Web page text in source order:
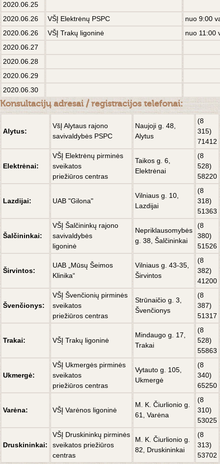
2020.06.25
2020.06.26
VŠĮ Elektrėnų PSPC
nuo 9:00
2020.06.26
VŠĮ Trakų ligoninė
nuo 11:00
2020.06.27
2020.06.28
2020.06.29
2020.06.30
Konsultacijų adresai / registracijos telefonai:
Alytus:
VšĮ Alytaus rajono
savivaldybės PSPC
Naujoji g. 48,
Alytus
(8
315)
71412
Elektrėnai:
VŠĮ Elektrėnų pirminės
sveikatos
priežiūros centras
Taikos g. 6,
Elektrėnai
(8
528)
58220
Lazdijai: UAB "Gilona"
Vilniaus g. 10,
Lazdijai
(8
318)
51363
Šalčininkai:
VŠĮ Šalčininkų rajono
savivaldybės
ligoninė
Nepriklausomybės
g. 38, Šalčininkai
(8
380)
51526
Širvintos:
UAB „Mūsų Šeimos
Klinika“
Vilniaus g. 43-35,
Širvintos
(8
382)
41200
Švenčionys:
VŠĮ Švenčionių pirminės
sveikatos
priežiūros centras
Strūnaičio g. 3,
Švenčionys
(8
387)
51317
Trakai: VŠĮ Trakų ligoninė
Mindaugo g. 17,
Trakai
(8
528)
55863
Ukmergė:
VŠĮ Ukmergės pirminės
sveikatos
priežiūros centras
Vytauto g. 105,
Ukmergė
(8
340)
65250
Varėna: VŠĮ Varėnos ligoninė
M. K. Čiurlionio g.
61, Varėna
(8
310)
53025
Druskininkai:
VŠĮ Druskininkų pirminės
sveikatos priežiūros
centras
M. K. Čiurlionio g.
82, Druskininkai
(8
313)
53702